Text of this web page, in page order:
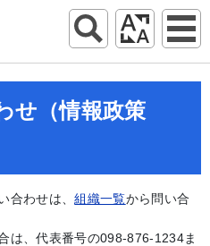
せ（情報政策
合わせは、組織一覧から問い合
は、代表番号の098-876-1234ま